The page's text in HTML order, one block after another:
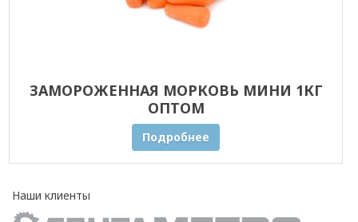
ЗАМОРОЖЕННАЯ МОРКОВЬ МИНИ 1КГ
ОПТОМ
Подробнее
Наши клиенты